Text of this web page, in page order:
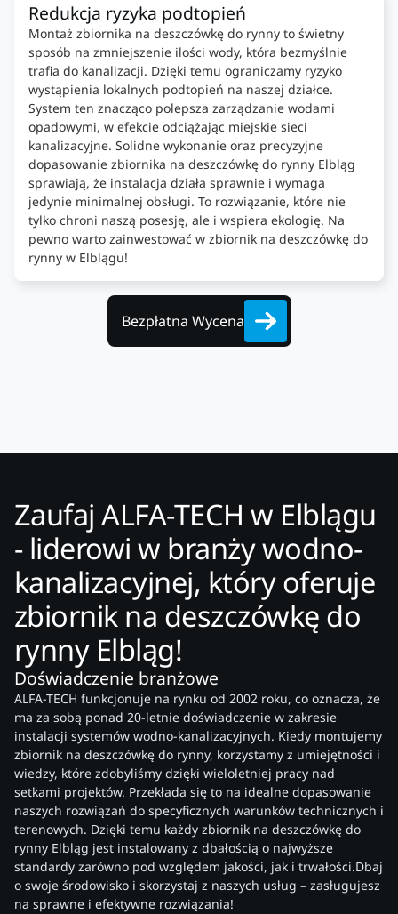
Redukcja ryzyka podtopień
Montaż zbiornika na deszczówkę do rynny to świetny
sposób na zmniejszenie ilości wody, która bezmyślnie
trafia do kanalizacji. Dzięki temu ograniczamy ryzyko
wystąpienia lokalnych podtopień na naszej działce.
System ten znacząco polepsza zarządzanie wodami
opadowymi, w efekcie odciążając miejskie sieci
kanalizacyjne. Solidne wykonanie oraz precyzyjne
dopasowanie zbiornika na deszczówkę do rynny Elbląg
sprawiają, że instalacja działa sprawnie i wymaga
jedynie minimalnej obsługi. To rozwiązanie, które nie
tylko chroni naszą posesję, ale i wspiera ekologię. Na
pewno warto zainwestować w zbiornik na deszczówkę do
rynny w Elblągu!
Bezpłatna Wycena
Zaufaj ALFA-TECH w Elblągu
- liderowi w branży wodno-
kanalizacyjnej, który oferuje
zbiornik na deszczówkę do
rynny Elbląg!
Doświadczenie branżowe
ALFA-TECH funkcjonuje na rynku od 2002 roku, co oznacza, że
ma za sobą ponad 20-letnie doświadczenie w zakresie
instalacji systemów wodno-kanalizacyjnych. Kiedy montujemy
zbiornik na deszczówkę do rynny, korzystamy z umiejętności i
wiedzy, które zdobyliśmy dzięki wieloletniej pracy nad
setkami projektów. Przekłada się to na idealne dopasowanie
naszych rozwiązań do specyficznych warunków technicznych i
terenowych. Dzięki temu każdy zbiornik na deszczówkę do
rynny Elbląg jest instalowany z dbałością o najwyższe
standardy zarówno pod względem jakości, jak i trwałości.Dbaj
o swoje środowisko i skorzystaj z naszych usług – zasługujesz
na sprawne i efektywne rozwiązania!